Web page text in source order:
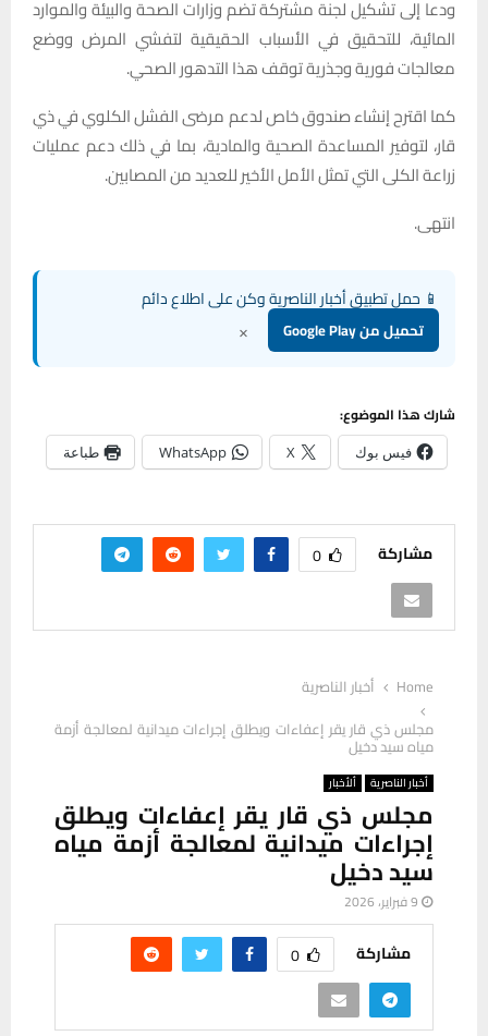
ودعا إلى تشكيل لجنة مشتركة تضم وزارات الصحة والبيئة والموارد
المائية، للتحقيق في الأسباب الحقيقية لتفشي المرض ووضع
معالجات فورية وجذرية توقف هذا التدهور الصحي.
كما اقترح إنشاء صندوق خاص لدعم مرضى الفشل الكلوي في ذي
قار، لتوفير المساعدة الصحية والمادية، بما في ذلك دعم عمليات
زراعة الكلى التي تمثل الأمل الأخير للعديد من المصابين.
انتهى.
📱 حمل تطبيق أخبار الناصرية وكن على اطلاع دائم
تحميل من Google Play ×
شارك هذا الموضوع:
فيس بوك X
WhatsApp طباعة
مشاركة 0
Home
أخبار الناصرية
مجلس ذي قار يقر إعفاءات ويطلق إجراءات ميدانية لمعالجة أزمة
مياه سيد دخيل
أخبار الناصرية ألأخبار
مجلس ذي قار يقر إعفاءات ويطلق
إجراءات ميدانية لمعالجة أزمة مياه
سيد دخيل
9 فبراير، 2026
مشاركة 0